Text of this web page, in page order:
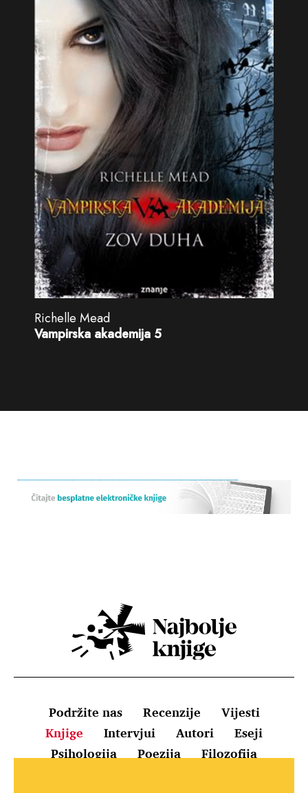
Richelle Mead
Vampirska akademija 5
Podržite nas Recenzije
Vijesti
Knjige
Intervjui Autori
Eseji
Psihologija
Poezija Filozofija